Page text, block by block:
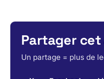
Partager
Un partage = plus de